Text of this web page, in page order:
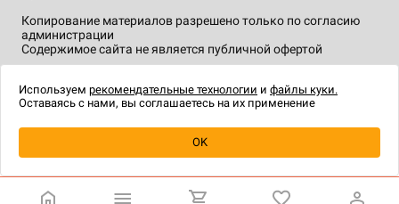
Уведомить о наличии
Копирование материалов разрешено только по согласию
администрации
Содержимое сайта не является публичной офертой
технологии.
Используем рекомендательные технологии и файлы куки.
Оставаясь с нами, вы соглашаетесь на их применение
OK